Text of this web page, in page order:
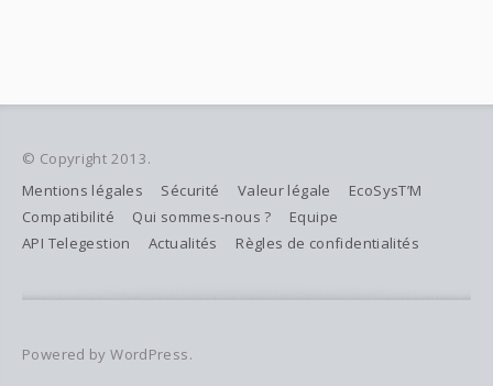
© Copyright 2013.
Mentions légales
Sécurité Valeur légale
EcoSysT’M
Compatibilité
Qui sommes-nous ?
Equipe
API Telegestion
Actualités Règles de confidentialités
Powered by WordPress.